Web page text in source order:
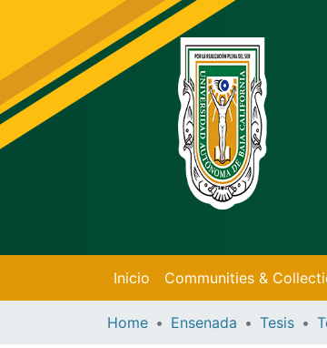
Inicio Communities &
Home Ensenada Tesis